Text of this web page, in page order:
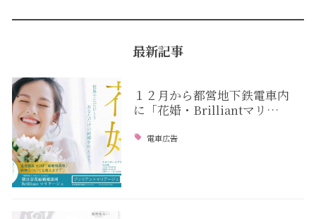
最新記事
１２月から都営地下鉄電車内
に「花婚・Brilliantマリ…
電車広告